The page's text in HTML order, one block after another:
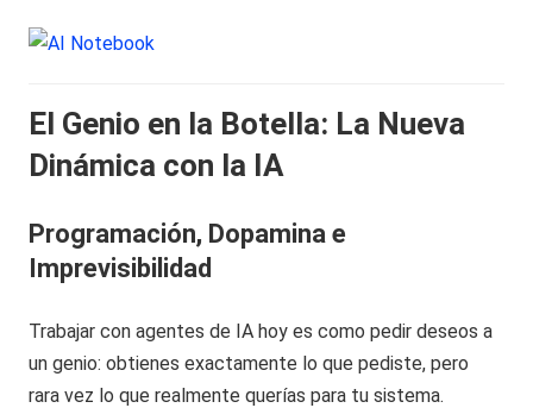
El Genio en la Botella: La Nueva
Dinámica con la IA
Programación, Dopamina e
Imprevisibilidad
Trabajar con agentes de IA hoy es como pedir deseos a
un genio: obtienes exactamente lo que pediste, pero
rara vez lo que realmente querías para tu sistema.